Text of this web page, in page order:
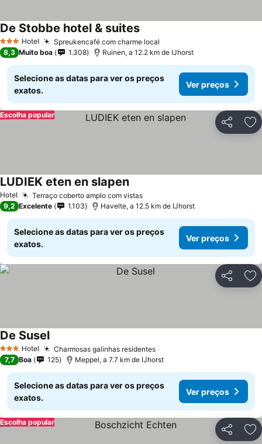
3 EstrelasHotel Spreukencafé com charme local
De Stobbe hotel & suites
8,3 Muito boa 1.308 Ruinen, a 12.2 km de IJhorst
Selecione as datas para ver os preços
exatos.
Ver preços
Partilhar
Escolha popular
Hotel Terraço coberto amplo com vistas
LUDIEK eten en slapen
9,2 Excelente 1.103 Havelte, a 12.5 km de IJhorst
Selecione as datas para ver os preços
exatos.
Ver preços
Partilhar
3 EstrelasHotel Charmosas galinhas residentes
De Susel
7,7 Boa 125 Meppel, a 7.7 km de IJhorst
Selecione as datas para ver os preços
exatos.
Ver preços
Partilhar
Escolha popular